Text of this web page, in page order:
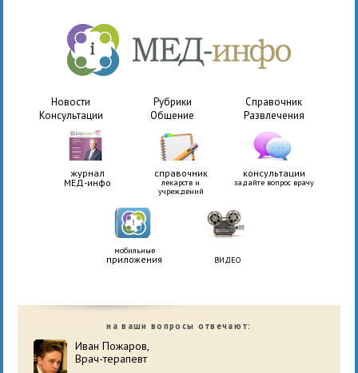
Новости Рубрики
Справочник
Консультации
Общение Развлечения
журнал
МЕД-инфо
справочник
лекарств и
учреждений
консультации
задайте вопрос врачу
мобильные
приложения ВИДЕО
на ваши вопросы отвечают:
Иван Пожаров,
Врач-терапевт